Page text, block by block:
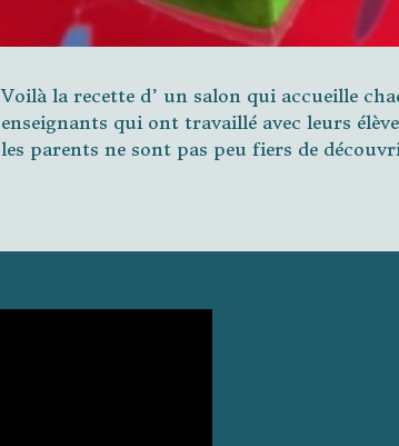
Voilà la recette d’ un salon qui accueille
enseignants qui ont travaillé avec leurs
les parents ne sont pas peu fiers de